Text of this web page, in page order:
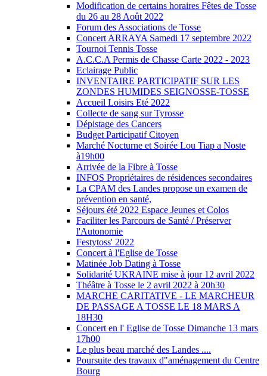
Modification de certains horaires Fêtes de Tosse
du 26 au 28 Août 2022
Forum des Associations de Tosse
Concert ARRAYA Samedi 17 septembre 2022
Tournoi Tennis Tosse
A.C.C.A Permis de Chasse Carte 2022 - 2023
Eclairage Public
INVENTAIRE PARTICIPATIF SUR LES
ZONDES HUMIDES SEIGNOSSE-TOSSE
Accueil Loisirs Eté 2022
Collecte de sang sur Tyrosse
Dépistage des Cancers
Budget Participatif Citoyen
Marché Nocturne et Soirée Lou Tiap a Noste
à19h00
Arrivée de la Fibre à Tosse
INFOS Propriétaires de résidences secondaires
La CPAM des Landes propose un examen de
prévention en santé,
Séjours été 2022 Espace Jeunes et Colos
Faciliter les Parcours de Santé / Préserver
l'Autonomie
Festytoss' 2022
Concert à l'Eglise de Tosse
Matinée Job Dating à Tosse
Solidarité UKRAINE mise à jour 12 avril 2022
Théâtre à Tosse le 2 avril 2022 à 20h30
MARCHE CARITATIVE - LE MARCHEUR
DE PASSAGE A TOSSE LE 18 MARS A
18H30
Concert en l' Eglise de Tosse Dimanche 13 mars
17h00
Le plus beau marché des Landes ....
Poursuite des travaux d"aménagement du Centre
Bourg